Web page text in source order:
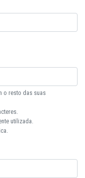
o resto das suas
utilizada.